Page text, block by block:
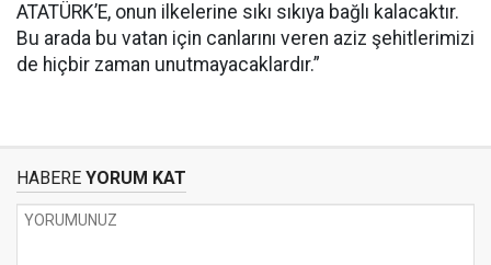
ATATÜRK’E, onun ilkelerine sıkı sıkıya bağlı kalacaktır.
Bu arada bu vatan için canlarını veren aziz şehitlerimizi
de hiçbir zaman unutmayacaklardır.”
HABERE YORUM KAT